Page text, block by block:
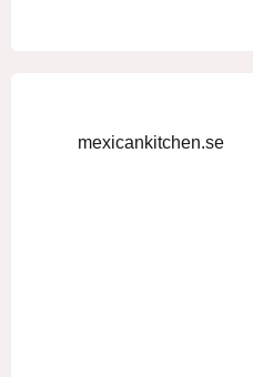
mexicankitchen.se